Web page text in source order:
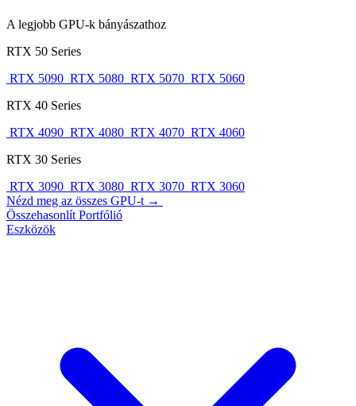
A legjobb GPU-k bányászathoz
RTX 50 Series
RTX 5090 RTX 5080 RTX 5070 RTX 5060
RTX 40 Series
RTX 4090 RTX 4080 RTX 4070 RTX 4060
RTX 30 Series
RTX 3090 RTX 3080 RTX 3070 RTX 3060
Nézd meg az összes GPU-t →
Összehasonlít Portfólió
Eszközök